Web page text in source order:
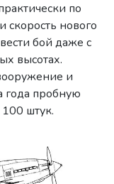
по
скорость нового
бой даже с
высотах.
и
года пробную
штук.